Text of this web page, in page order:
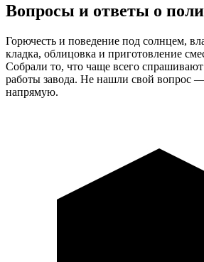
Вопросы и ответы о
Горючесть и поведение под солнцем,
кладка, облицовка и приготовление
Собрали то, что чаще всего
работы завода. Не нашли свой вопрос —
напрямую.